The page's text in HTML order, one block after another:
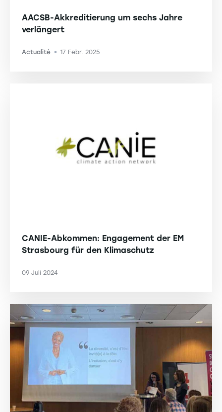
AACSB-Akkreditierung um sechs Jahre
verlängert
Actualité -17 Febr. 2025
CANIE-Abkommen: Engagement der EM
Strasbourg für den Klimaschutz
09 Juli 2024